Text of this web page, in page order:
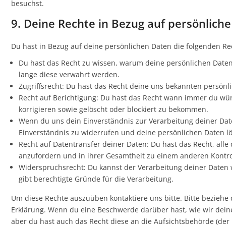
besuchst.
9. Deine Rechte in Bezug auf
Du hast in Bezug auf deine persönlichen Daten die folgenden
Du hast das Recht zu wissen, warum deine persönlichen
lange diese verwahrt werden.
Zugriffsrecht: Du hast das Recht deine uns bekannten
Recht auf Berichtigung: Du hast das Recht wann immer du
korrigieren sowie gelöscht oder blockiert zu bekommen.
Wenn du uns dein Einverständnis zur Verarbeitung deiner
Einverständnis zu widerrufen und deine persönlichen Daten
Recht auf Datentransfer deiner Daten: Du hast das Recht,
anzufordern und in ihrer Gesamtheit zu einem anderen
Widerspruchsrecht: Du kannst der Verarbeitung deiner
gibt berechtigte Gründe für die Verarbeitung.
Um diese Rechte auszuüben kontaktiere uns bitte. Bitte
Erklärung. Wenn du eine Beschwerde darüber hast, wie wir
aber du hast auch das Recht diese an die Aufsichtsbehörde